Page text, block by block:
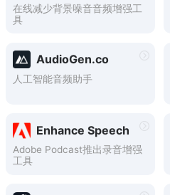
在线减少背景噪音音频增强工
具
AudioGen.co
人工智能音频助手
Enhance Speech
Adobe Podcast推出录音增强
工具